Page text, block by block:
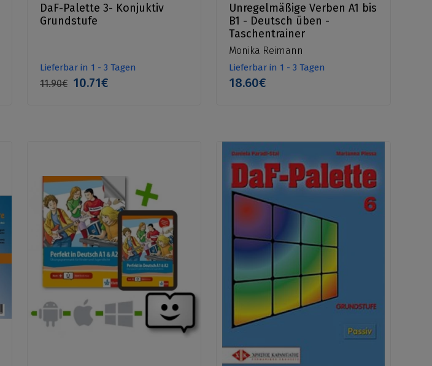
DaF-Palette 3- Konjuktiv
Grundstufe
Lieferbar in 1 - 3 Tagen
11.90€ 10.71€
Unregelmäßige Verben A1 bis
B1 - Deutsch üben -
Taschentrainer
Monika Reimann
Lieferbar in 1 - 3 Tagen
18.60€